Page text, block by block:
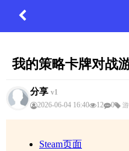
我的策略卡牌对战
分享 v1
2026-06-04 16:40
12 0
Steam页面